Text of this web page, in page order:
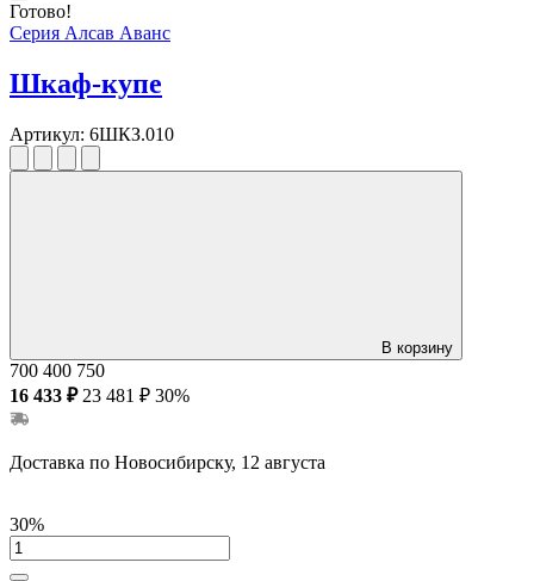
Готово!
Серия Алсав Аванс
Шкаф-купе
Артикул: 6ШКЗ.010
В корзину
700 400 750
16 433 ₽ 23 481 ₽ 30%
Доставка по Новосибирску, 12 августа
30%